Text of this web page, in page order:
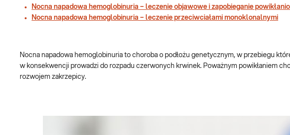
Nocna napadowa hemoglobinuria – leczenie objawowe i zapobieganie
Nocna napadowa hemoglobinuria – leczenie przeciwciałami monoklonalnymi
Nocna napadowa hemoglobinuria to choroba o podłożu genetycznym, w przebiegu
w konsekwencji prowadzi do rozpadu czerwonych krwinek. Poważnym powikłaniem
rozwojem zakrzepicy.